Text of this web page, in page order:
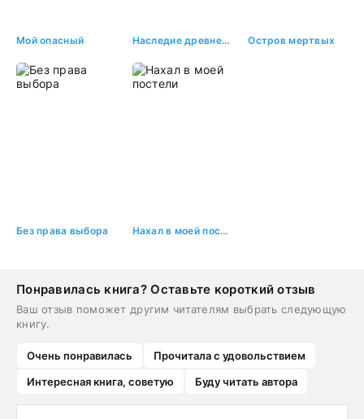
Мой опасный Наследие древнего Остров мертвых
Без права выбора Нахал в моей постели
Понравилась книга? Оставьте короткий отзыв
Ваш отзыв поможет другим читателям выбрать следующую
книгу.
Очень понравилась
Прочитала с удовольствием
Интересная книга, советую
Буду читать автора